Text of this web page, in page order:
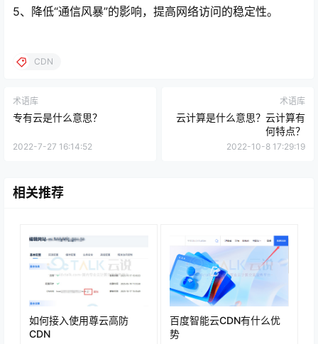
5、降低“通信风暴”的影响，提高网络访问的稳定性。
CDN
术语库
专有云是什么意思？
2022-7-27 16:14:52
术语库
云计算是什么意思？云计算有
何特点？
2022-10-8 17:29:19
相关推荐
如何接入使用尊云高防
CDN
百度智能云CDN有什么优
势